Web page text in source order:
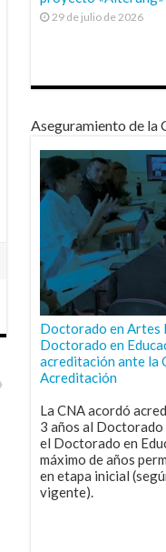
29 de julio de 2026
Aseguramiento de la
Doctorado en Artes
Doctorado en
acreditación ante la
Acreditación
La CNA acordó
3 años al
el Doctorado en
máximo de años
en etapa inicial
vigente).